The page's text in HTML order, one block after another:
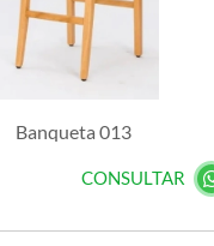
Banqueta 013
CONSULTAR